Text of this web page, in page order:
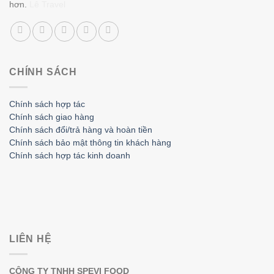
hơn.
CHÍNH SÁCH
Chính sách hợp tác
Chính sách giao hàng
Chính sách đổi/trả hàng và hoàn tiền
Chính sách bảo mật thông tin khách hàng
Chính sách hợp tác kinh doanh
LIÊN HỆ
CÔNG TY TNHH SPEVI FOOD